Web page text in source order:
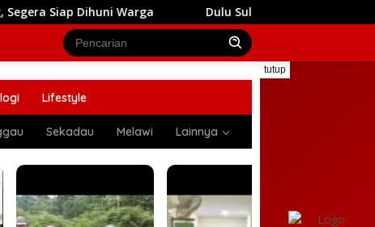
Dihuni Warga Dulu Sulit Air Bersih, Kini Anak-Anak di
tutup
Lifestyle
Sekadau Melawi Lainnya